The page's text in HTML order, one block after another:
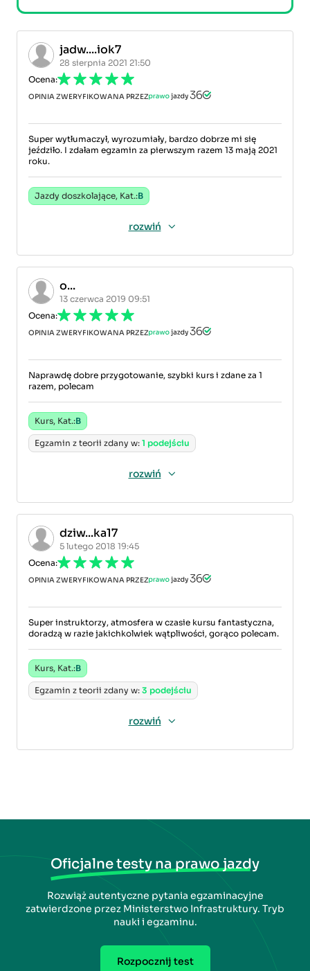
jadw....iok7
28 sierpnia 2021 21:50
Ocena:
OPINIA ZWERYFIKOWANA PRZEZ
Super wytłumaczył, wyrozumiały, bardzo dobrze mi się
jeździło. I zdałam egzamin za pierwszym razem 13 mają 2021
roku.
Jazdy doszkolające, Kat.:B
rozwiń
o...
13 czerwca 2019 09:51
Ocena:
OPINIA ZWERYFIKOWANA PRZEZ
Naprawdę dobre przygotowanie, szybki kurs i zdane za 1
razem, polecam
Kurs, Kat.:B
Egzamin z teorii zdany w: 1 podejściu
rozwiń
dziw...ka17
5 lutego 2018 19:45
Ocena:
OPINIA ZWERYFIKOWANA PRZEZ
Super instruktorzy, atmosfera w czasie kursu fantastyczna,
doradzą w razie jakichkolwiek wątpliwości, gorąco polecam.
Kurs, Kat.:B
Egzamin z teorii zdany w: 3 podejściu
rozwiń
Oficjalne testy na prawo jazdy
Rozwiąż autentyczne pytania egzaminacyjne
zatwierdzone przez Ministerstwo Infrastruktury. Tryb
nauki i egzaminu.
Rozpocznij test